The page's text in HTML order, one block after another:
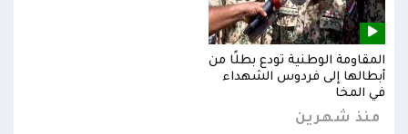
المقاومة الوطنية تودع بطلًا من
أبطالها إلى فردوس الشهداء
في المخا
منذ شهرين